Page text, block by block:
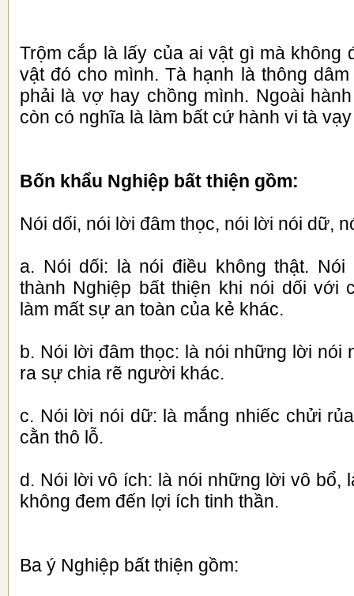
Trộm cắp là lấy của ai vật gì mà không
vật đó cho mình. Tà hạnh là thông
phải là vợ hay chồng mình. Ngoài
còn có nghĩa là làm bất cứ hành vi tà
Bốn khẩu Nghiệp bất thiện gồm:
Nói dối, nói lời đâm thọc, nói lời nói dữ,
a. Nói dối: là nói điều không thật.
thành Nghiệp bất thiện khi nói dối với
làm mất sự an toàn của kẻ khác.
b. Nói lời đâm thọc: là nói những lời nói
ra sự chia rẽ người khác.
c. Nói lời nói dữ: là mắng nhiếc chửi
cằn thô lỗ.
d. Nói lời vô ích: là nói những lời vô bổ,
không đem đến lợi ích tinh thần.
Ba ý Nghiệp bất thiện gồm: